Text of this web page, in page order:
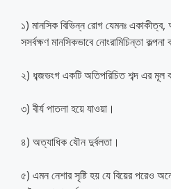
১) মানসিক বিভিন্ন রোগ যেমনঃ
সসর্বক্ষণ মানসিকভাবে নোংরামিচিন্তা কল্পনা
২) ধব্জভংগ একটি অতিপরিচিত শব্দ এর মূল
৩) বীর্য পাতলা হয়ে যাওয়া।
৪) অত্যাধিক যৌন দুর্বলতা।
৫) এমন নেশার সৃষ্টি হয় যে বিয়ের পরেও